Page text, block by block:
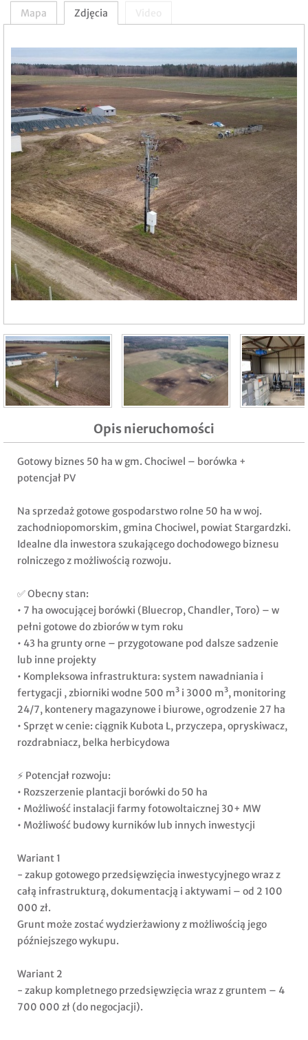
Mapa Zdjęcia
Opis nieruchomości
Gotowy biznes 50 ha w gm. Chociwel – borówka +
potencjał PV
Na sprzedaż gotowe gospodarstwo rolne 50 ha w woj.
zachodniopomorskim, gmina Chociwel, powiat Stargardzki.
Idealne dla inwestora szukającego dochodowego biznesu
rolniczego z możliwością rozwoju.
✅ Obecny stan:
• 7 ha owocującej borówki (Bluecrop, Chandler, Toro) – w
pełni gotowe do zbiorów w tym roku
• 43 ha grunty orne – przygotowane pod dalsze sadzenie
lub inne projekty
• Kompleksowa infrastruktura: system nawadniania i
fertygacji , zbiorniki wodne 500 m³ i 3000 m³, monitoring
24/7, kontenery magazynowe i biurowe, ogrodzenie 27 ha
• Sprzęt w cenie: ciągnik Kubota L, przyczepa, opryskiwacz,
rozdrabniacz, belka herbicydowa
⚡ Potencjał rozwoju:
• Rozszerzenie plantacji borówki do 50 ha
• Możliwość instalacji farmy fotowoltaicznej 30+ MW
• Możliwość budowy kurników lub innych inwestycji
Wariant 1
- zakup gotowego przedsięwzięcia inwestycyjnego wraz z
całą infrastrukturą, dokumentacją i aktywami – od 2 100
000 zł.
Grunt może zostać wydzierżawiony z możliwością jego
późniejszego wykupu.
Wariant 2
- zakup kompletnego przedsięwzięcia wraz z gruntem – 4
700 000 zł (do negocjacji).